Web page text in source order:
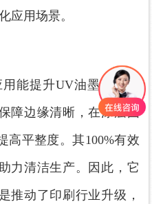
应用场景。
用能提升UV油墨工艺性
障边缘清晰，在涂层固
高平整度。其100%有效
力清洁生产。
因此， 它
推动了印刷行业升级，